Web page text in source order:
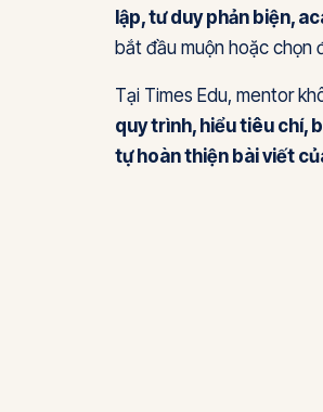
lập, tư duy phản biện,
bắt đầu muộn hoặc chọn
Tại Times Edu, mentor
quy trình, hiểu tiêu chí,
tự hoàn thiện bài viết